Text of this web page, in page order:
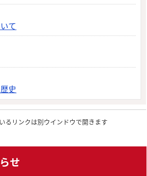
て
史
るリンクは別ウインドウで開きます
せ